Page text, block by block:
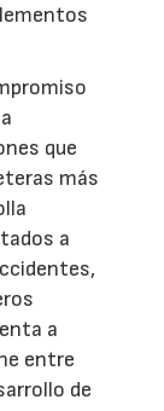
que
más
a
a
entre
de